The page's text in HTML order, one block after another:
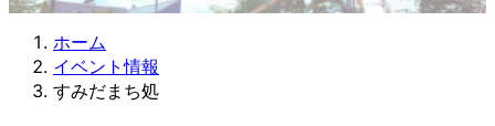
ホーム
イベント情報
すみだまち処